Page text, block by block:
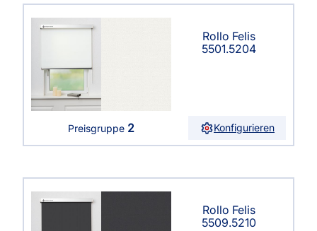
Rollo Felis
5501.5204
Preisgruppe 2 Konfigurieren
Rollo Felis
5509.5210